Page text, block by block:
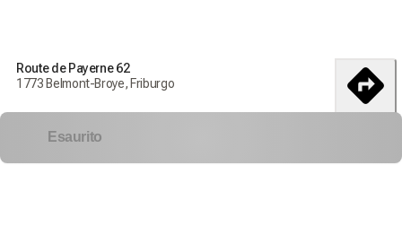
débembre
Resi e cambi non accettati
Costi di spedizione: 7,00 CHF
Route de Payerne 62
1773 Belmont-Broye, Friburgo
Esaurito